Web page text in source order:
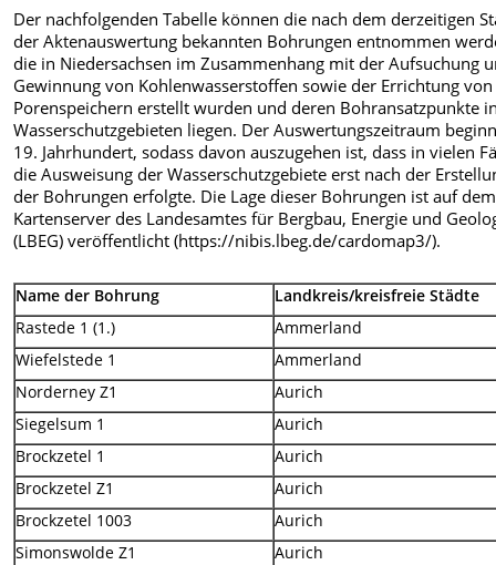
Der nachfolgenden Tabelle können die nach dem derzeitigen
der Aktenauswertung bekannten Bohrungen entnommen
die in Niedersachsen im Zusammenhang mit der Aufsuchung
Gewinnung von Kohlenwasserstoffen sowie der Errichtung von
Porenspeichern erstellt wurden und deren Bohransatzpunkte
Wasserschutzgebieten liegen. Der Auswertungszeitraum
19. Jahrhundert, sodass davon auszugehen ist, dass in vielen
die Ausweisung der Wasserschutzgebiete erst nach der
der Bohrungen erfolgte. Die Lage dieser Bohrungen ist auf dem
Kartenserver des Landesamtes für Bergbau, Energie und
(LBEG) veröffentlicht (https://nibis.lbeg.de/cardomap3/).
Name der Bohrung
Landkreis/kreisfreie Städte
Rastede 1 (1.)
Ammerland
Wiefelstede 1
Ammerland
Norderney Z1
Aurich
Siegelsum 1
Aurich
Brockzetel 1
Aurich
Brockzetel Z1
Aurich
Brockzetel 1003
Aurich
Simonswolde Z1
Aurich